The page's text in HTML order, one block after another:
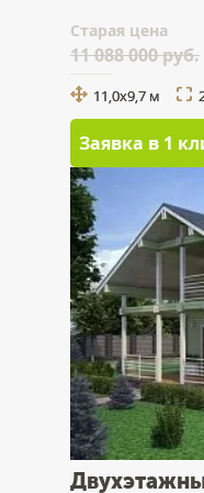
Cтарая цена
11 088 000 руб.
11,0x9,7 м
Заявка в 1